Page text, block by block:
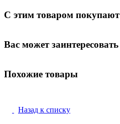
С этим товаром покупают
Вас может заинтересовать
Похожие товары
Назад к списку